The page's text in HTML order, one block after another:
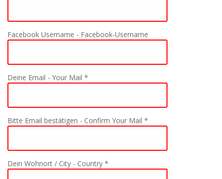
Facebook Username - Facebook-Username
Deine Email - Your Mail *
Bitte Email bestätigen - Confirm Your Mail *
Dein Wohnort / City - Country *